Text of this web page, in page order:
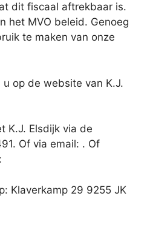
dit fiscaal aftrekbaar is.
het MVO beleid. Genoeg
te maken van onze
op de website van K.J.
K.J. Elsdijk via de
Of via email: . Of
Klaverkamp 29 9255 JK